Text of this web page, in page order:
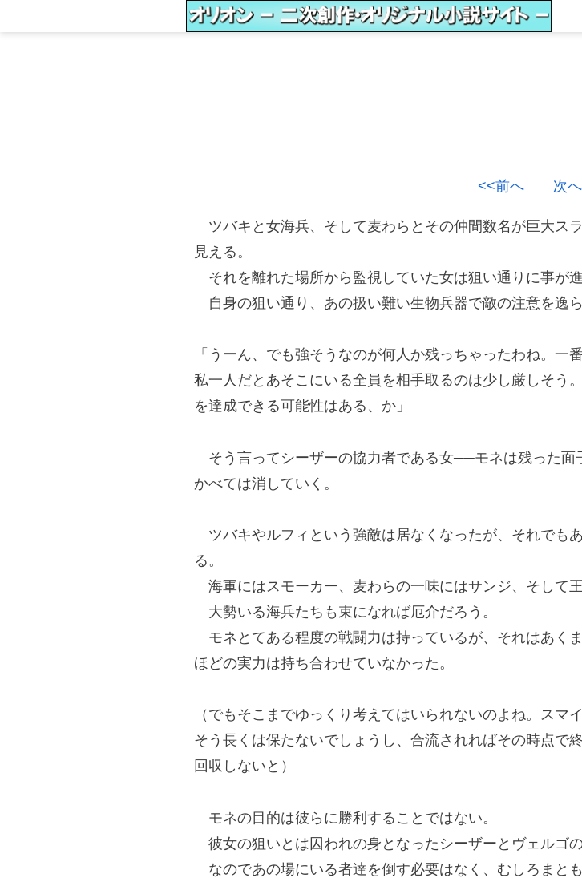
<<前へ 次
ツバキと女海兵、そして麦わらとその仲間数名が巨大ス
見える。
それを離れた場所から監視していた女は狙い通りに事が
自身の狙い通り、あの扱い難い生物兵器で敵の注意を逸
「うーん、でも強そうなのが何人か残っちゃったわね。一
私一人だとあそこにいる全員を相手取るのは少し厳しそう
を達成できる可能性はある、か」
そう言ってシーザーの協力者である女──モネは残った面
かべては消していく。
ツバキやルフィという強敵は居なくなったが、それでも
る。
海軍にはスモーカー、麦わらの一味にはサンジ、そして
大勢いる海兵たちも束になれば厄介だろう。
モネとてある程度の戦闘力は持っているが、それはあく
ほどの実力は持ち合わせていなかった。
（でもそこまでゆっくり考えてはいられないのよね。ス
そう長くは保たないでしょうし、合流されればその時点で
回収しないと）
モネの目的は彼らに勝利することではない。
彼女の狙いとは囚われの身となったシーザーとヴェルゴの
なのであの場にいる者達を倒す必要はなく、むしろまと